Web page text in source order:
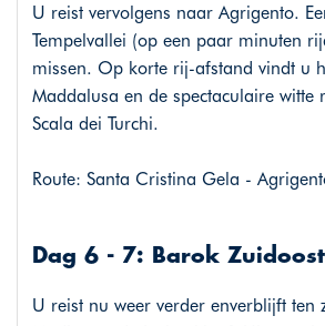
U reist vervolgens naar Agrigento.
Tempelvallei (op een paar minuten
missen. Op korte rij-afstand vindt u
Maddalusa en de spectaculaire witte
Scala dei Turchi.
Route: Santa Cristina Gela -
Dag 6 - 7: Barok
U reist nu weer verder enverblijft ten